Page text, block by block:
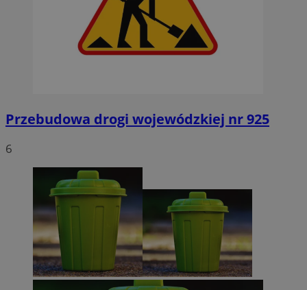
Przebudowa drogi wojewódzkiej nr 925
6